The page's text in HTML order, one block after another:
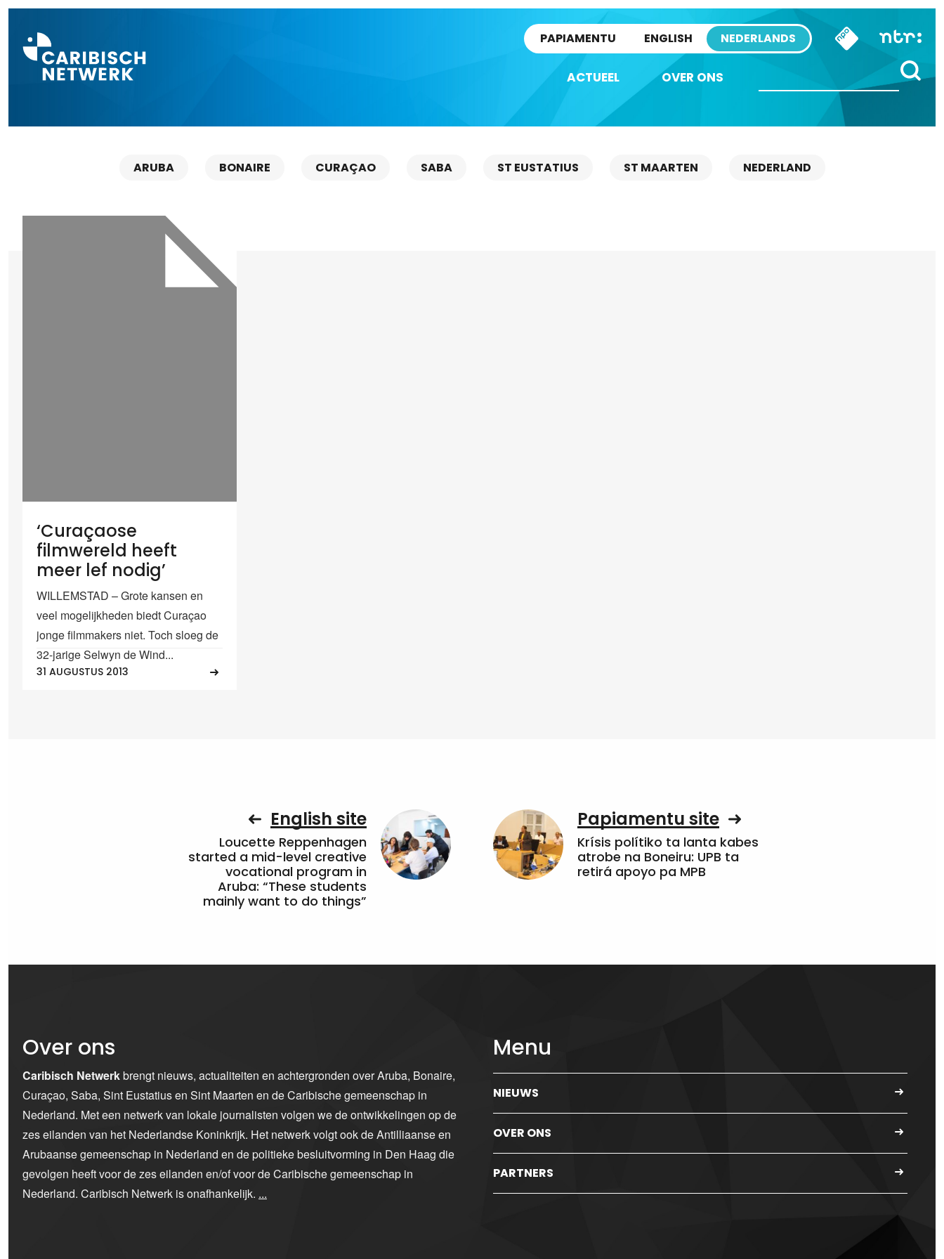
PAPIAMENTU ENGLISH NEDERLANDS
ACTUEEL OVER ONS
ARUBA BONAIRE CURAÇAO SABA ST EUSTATIUS ST MAARTEN NEDERLAND
‘Curaçaose
filmwereld heeft
meer lef nodig’
WILLEMSTAD – Grote kansen en
veel mogelijkheden biedt Curaçao
jonge filmmakers niet. Toch sloeg de
32-jarige Selwyn de Wind...
31 AUGUSTUS 2013
English site
Loucette Reppenhagen
started a mid-level creative
vocational program in
Aruba: “These students
mainly want to do things”
Papiamentu site
Krísis polítiko ta lanta kabes
atrobe na Boneiru: UPB ta
retirá apoyo pa MPB
Over ons
Caribisch Netwerkbrengt nieuws, actualiteiten en achtergronden over Aruba, Bonaire,
Curaçao, Saba, Sint Eustatius en Sint Maarten en de Caribische gemeenschap in
Nederland. Met een netwerk van lokale journalisten volgen we de ontwikkelingen op de
zes eilanden van het Nederlandse Koninkrijk. Het netwerk volgt ook de Antilliaanse en
Arubaanse gemeenschap in Nederland en de politieke besluitvorming in Den Haag die
gevolgen heeft voor de zes eilanden en/of voor de Caribische gemeenschap in
Nederland. Caribisch Netwerk is onafhankelijk. ...
Menu
NIEUWS
OVER ONS
PARTNERS